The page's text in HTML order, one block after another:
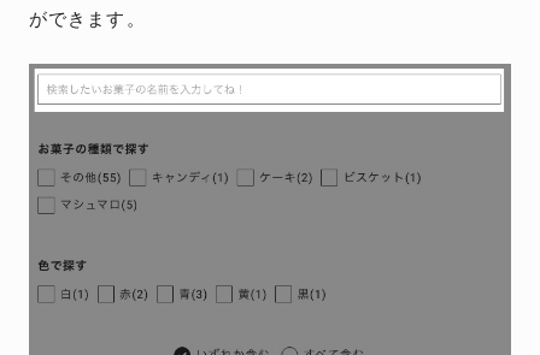
ができます。